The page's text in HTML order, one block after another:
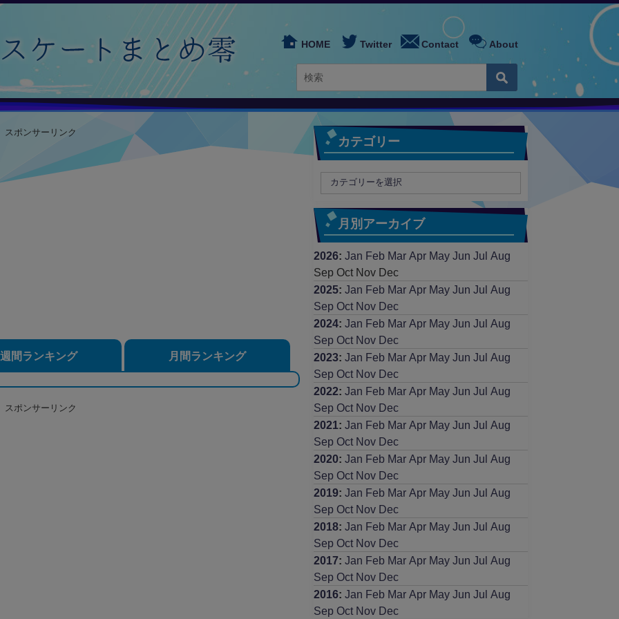
HOME Twitter Contact About
スポンサーリンク
週間ランキング 月間ランキング
スポンサーリンク
カテゴリー
月別アーカイブ
2026: Jan Feb Mar Apr May Jun Jul
Aug
Sep Oct Nov Dec
2025: Jan Feb Mar Apr May Jun Jul
Aug
Sep Oct Nov Dec
2024: Jan Feb Mar Apr May Jun Jul
Aug
Sep Oct Nov Dec
2023: Jan Feb Mar Apr May Jun Jul
Aug
Sep Oct Nov Dec
2022: Jan Feb Mar Apr May Jun Jul
Aug
Sep Oct Nov Dec
2021 : Jan Feb Mar Apr May Jun Jul
Aug
Sep Oct Nov Dec
2020: Jan Feb Mar Apr May Jun Jul
Aug
Sep Oct Nov Dec
2019: Jan Feb Mar Apr May Jun Jul
Aug
Sep Oct Nov Dec
2018: Jan Feb Mar Apr May Jun Jul
Aug
Sep Oct Nov Dec
2017: Jan Feb Mar Apr May Jun Jul
Aug
Sep Oct Nov Dec
2016: Jan Feb Mar Apr May Jun Jul
Aug
Sep Oct Nov Dec